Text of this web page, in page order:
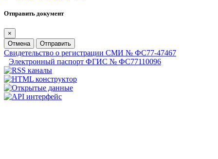
Отправить документ
×
Отмена
Отправить
Свидетельство о регистрации СМИ № ФС77-47467
Электронный паспорт ФГИС № ФС77110096